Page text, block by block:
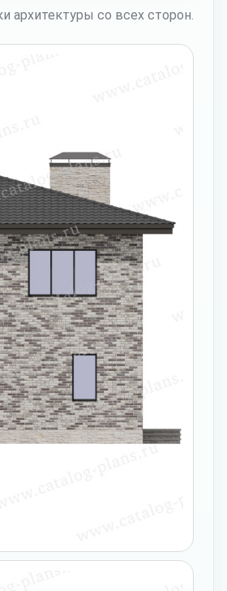
архитектуры со всех сторон.